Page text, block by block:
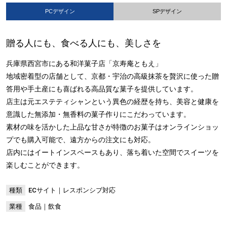
PCデザイン SPデザイン
贈る人にも、食べる人にも、美しさを
兵庫県西宮市にある和洋菓子店「京寿庵ともえ」
地域密着型の店舗として、京都・宇治の高級抹茶を贅沢に使った贈
答用や手土産にも喜ばれる高品質な菓子を提供しています。
店主は元エステティシャンという異色の経歴を持ち、美容と健康を
意識した無添加・無香料の菓子作りにこだわっています。
素材の味を活かした上品な甘さが特徴のお菓子はオンラインショッ
プでも購入可能で、遠方からの注文にも対応。
店内にはイートインスペースもあり、落ち着いた空間でスイーツを
楽しむことができます。
種類 ECサイト｜レスポンシブ対応
業種 食品｜飲食